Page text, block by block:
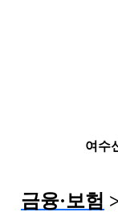
여수
금융·보험